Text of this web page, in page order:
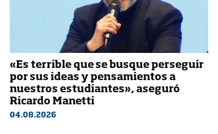
«Es terrible que se busque perseguir
por sus ideas y pensamientos a
nuestros estudiantes», aseguró
Ricardo Manetti
04.08.2026